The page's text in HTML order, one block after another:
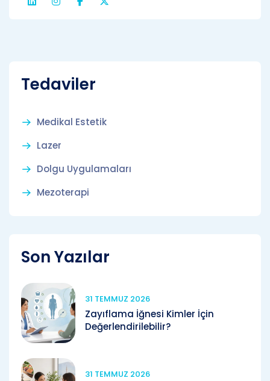
Tedaviler
Medikal Estetik
Lazer
Dolgu Uygulamaları
Mezoterapi
Son Yazılar
31 TEMMUZ 2026
Zayıflama İğnesi Kimler İçin
Değerlendirilebilir?
31 TEMMUZ 2026